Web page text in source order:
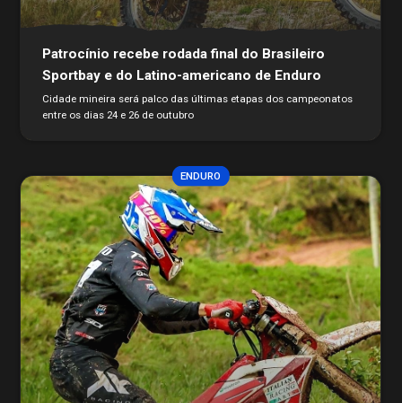
Seguro Pilotos
Filiação CBM Piloto Estrangeiro 2026
Licença FIM
Federações
Calendário
Patrocínio recebe rodada final do Brasileiro
Sportbay e do Latino-americano de Enduro
Cidade mineira será palco das últimas etapas dos campeonatos
entre os dias 24 e 26 de outubro
ENDURO